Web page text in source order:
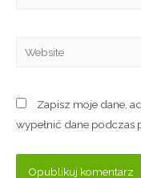
Zapisz moje dane,
wypełnić dane podczas